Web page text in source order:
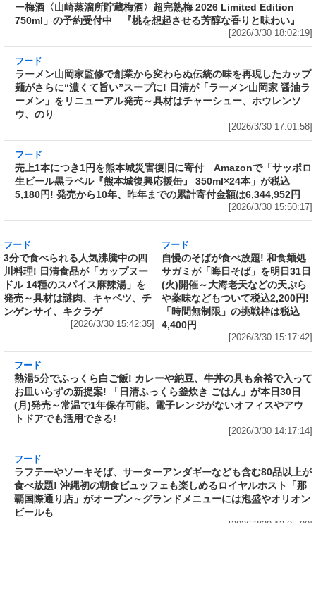
用した「サントリー梅酒〈山崎蒸溜所貯蔵梅
酒〉超完熟梅 2026 Limited Edition 750ml」の
予約受付中 『桃を想起させる芳醇な香りと味
わい』
フード
ラーメン山岡家監修で創業から変わらぬ伝統の
ープに! 日清が「ラーメン山岡家 醤油ラーメ
ン」をリニューアル発売～具材はチャーシュ
[2026/3/30 17:01:58]
フード
売上1本につき1円を熊本城災害復旧に寄付
Amazonで「サッポロ生ビール黒ラベル『熊本
発売から10年、昨年までの累計寄付金額は
6,344,952円
[2026/3/30 15:50:17]
フード
3分で食べられる人気沸騰中の四
川料理! 日清食品が「カップヌー
発売～具材は謎肉、キャベツ、チ
ンゲンサイ、キクラゲ
[2026/3/30 15:42:35]
フード
自慢のそばが食べ放題! 和食麺処
(火)開催～大海老天などの天ぷら
や薬味などもついて税込2,200円!
4,400円
[2026/3/30 15:17:42]
熱湯5分でふっくら白ご飯! カレーや納豆、牛丼